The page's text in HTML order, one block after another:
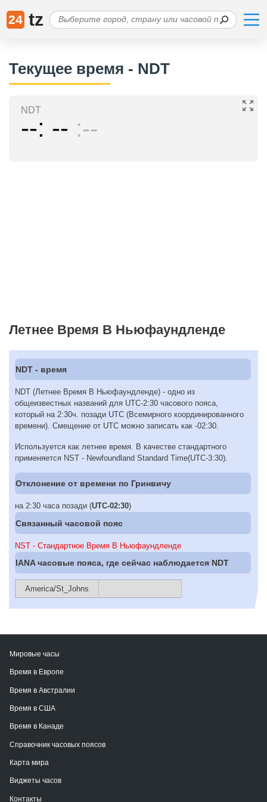
24 tz
Текущее время - NDT
NDT
-- -- --
Летнее Время В Ньюфаундленде
NDT - время
NDT (Летнее Время В Ньюфаундленде) - одно из
общеизвестных названий для UTC-2:30 часового пояса,
который на 2:30ч. позади UTC (Всемирного координированного
времени). Смещение от UTC можно записать как -02:30.
Используется как летнее время. В качестве стандартного
применяется NST - Newfoundland Standard Time(UTC-3:30).
Отклонение от времени по Гринвичу
на 2:30 часа позади (UTC-02:30)
Связанный часовой пояс
NST - Стандартное Время В Ньюфаундленде
IANA часовые пояса, где сейчас наблюдается NDT
America/St_Johns
Мировые часы
Время в Европе
Время в Австралии
Время в США
Время в Канаде
Справочник часовых поясов
Карта мира
Виджеты часов
Контакты